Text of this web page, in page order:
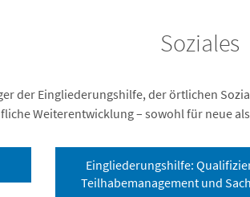
Soziales
der Eingliederungshilfe, der örtlichen
Weiterentwicklung – sowohl für neue
Eingliederungshilfe:
Teilhabemanagement und